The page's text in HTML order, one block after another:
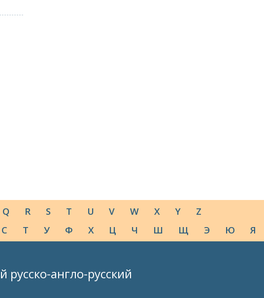
Q R S T U V W X Y
Z
С Т У Ф Х Ц Ч Ш Щ Э Ю Я
русско-англо-русский